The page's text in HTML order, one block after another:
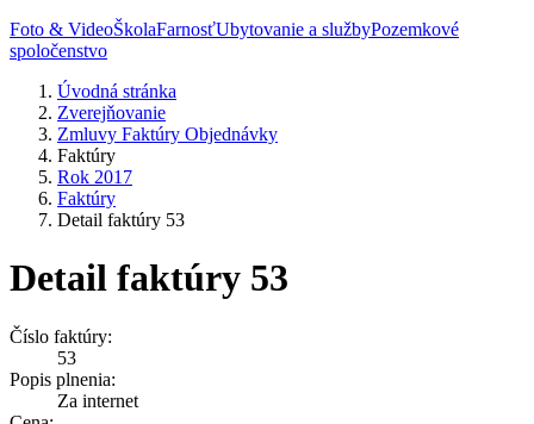
Foto & VideoŠkolaFarnosťUbytovanie a službyPozemkové
spoločenstvo
Úvodná stránka
Zverejňovanie
Zmluvy Faktúry Objednávky
Faktúry
Rok 2017
Faktúry
Detail faktúry 53
Detail faktúry 53
Číslo faktúry:
53
Popis plnenia:
Za internet